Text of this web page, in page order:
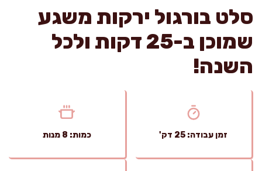
סלט בורגול ירקות משגע
שמוכן ב-25 דקות ולכל
השנה!
זמן עבודה: 25 דק' כמות: 8 מנות